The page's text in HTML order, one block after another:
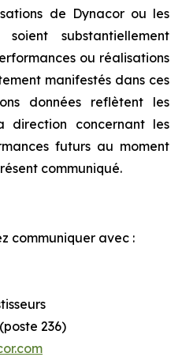
de Dynacor ou les
substantiellement
ou réalisations
manifestés dans ces
données reflètent les
direction concernant les
futurs au moment
communiqué.
communiquer avec :
236)